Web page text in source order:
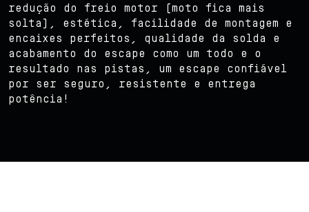
redução do freio motor (moto fica mais
solta), estética, facilidade de montagem e
encaixes perfeitos, qualidade da solda e
acabamento do escape como um todo e o
resultado nas pistas, um escape confiável
por ser seguro, resistente e entrega
potência!